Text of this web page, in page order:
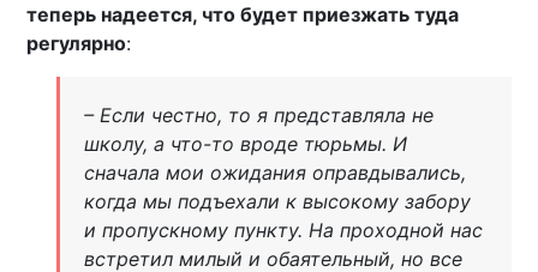
теперь надеется, что будет приезжать туда
регулярно:
– Если честно, то я представляла не
школу, а что-то вроде тюрьмы. И
сначала мои ожидания оправдывались,
когда мы подъехали к высокому забору
и пропускному пункту. На проходной нас
встретил милый и обаятельный, но все